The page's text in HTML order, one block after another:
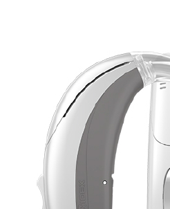
Signia hoortoestellenSignia Pure
Audio Service R LI 7
Hoortoestelbatterijen
Widex filters
Onderhoudsartikelen
Signia Active Mini IX - Oplaadbaar
De Signia Active Mini IX is het